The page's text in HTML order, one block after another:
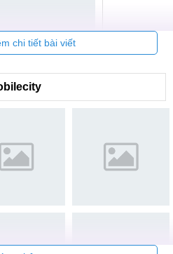
tháo màn hình mặt kính
hiểu nhiều về các dịch vụ sửa
những hướng dẫn quan trọng
kiện tốt
chi tiết bài viết